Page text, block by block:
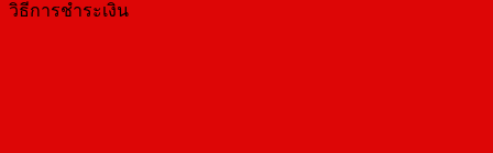
วิธีการชำระเงิน